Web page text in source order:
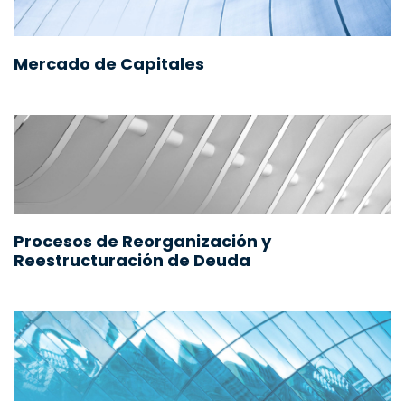
Mercado de Capitales
Procesos de Reorganización y
Reestructuración de Deuda